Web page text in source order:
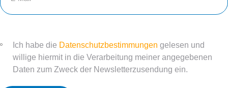
Ich habe die Datenschutzbestimmungen gelesen und
willige hiermit in die Verarbeitung meiner angegebenen
Daten zum Zweck der Newsletterzusendung ein.